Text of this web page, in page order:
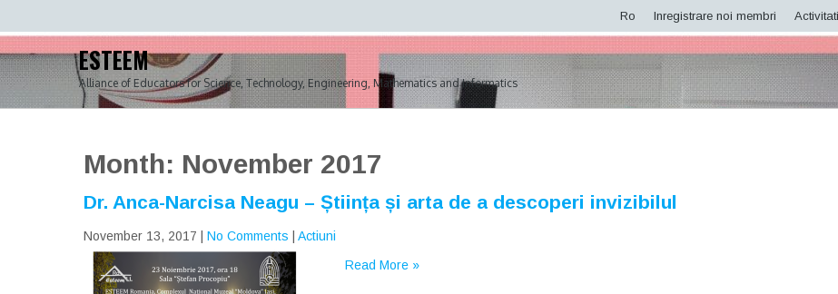
to
content
Ro Inregistrare noi membri
ESTEEM
Alliance of Educators for Science, Technology, Engineering, Mathematics and Informatics
Month: November 2017
Dr. Anca-Narcisa Neagu – Știința și arta de a descoperi invizibilul
November 13, 2017 No Comments
Actiuni
Read More »